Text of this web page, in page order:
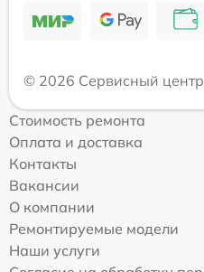
© 2026 Сервисный
Стоимость ремонта
Оплата и доставка
Контакты
Вакансии
О компании
Ремонтируемые модели
Наши услуги